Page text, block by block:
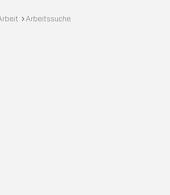
Arbeitssuche